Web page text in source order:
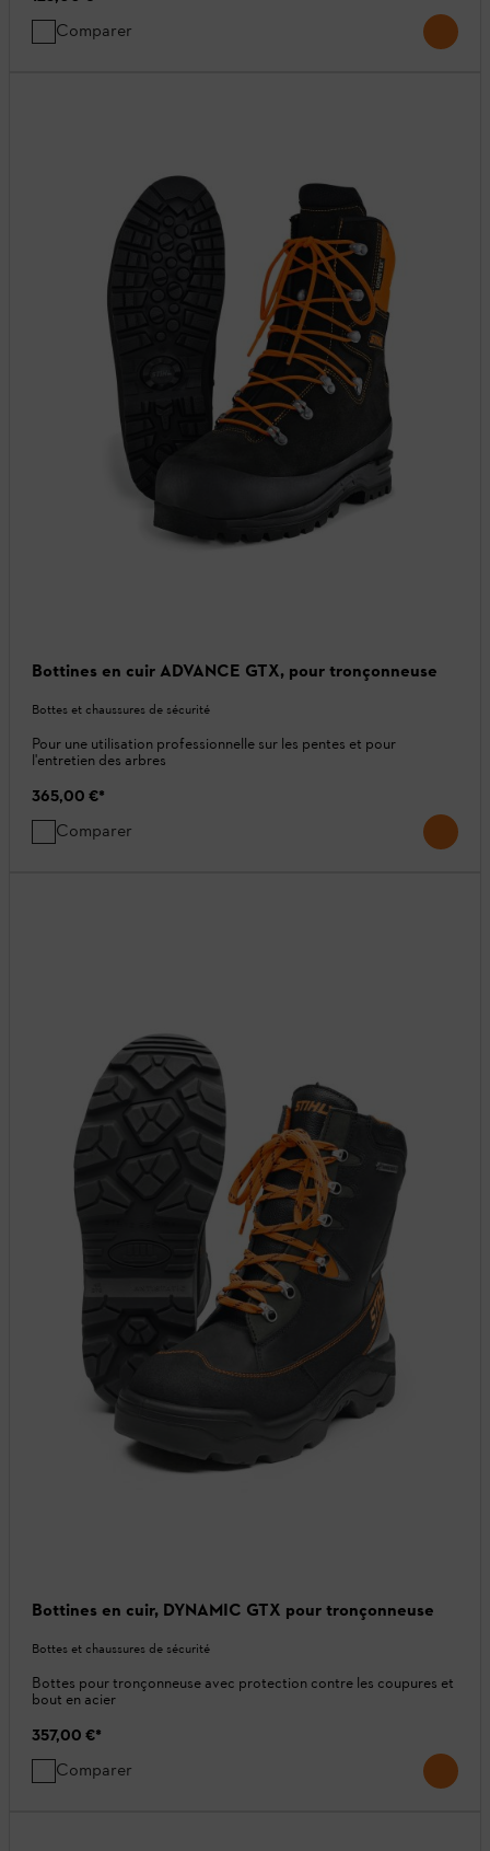
Comparer
Bottines en cuir ADVANCE GTX, pour tronçonneuse
Bottes et chaussures de sécurité
Pour une utilisation professionnelle sur les pentes et pour
l'entretien des arbres
365,00 €*
Comparer
Bottines en cuir, DYNAMIC GTX pour tronçonneuse
Bottes et chaussures de sécurité
Bottes pour tronçonneuse avec protection contre les coupures et
bout en acier
357,00 €*
Comparer